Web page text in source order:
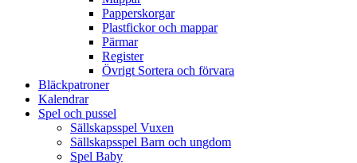
Papperskorgar
Plastfickor och mappar
Pärmar
Register
Övrigt Sortera och förvara
Bläckpatroner
Kalendrar
Spel och pussel
Sällskapsspel Vuxen
Sällskapsspel Barn och ungdom
Spel Baby